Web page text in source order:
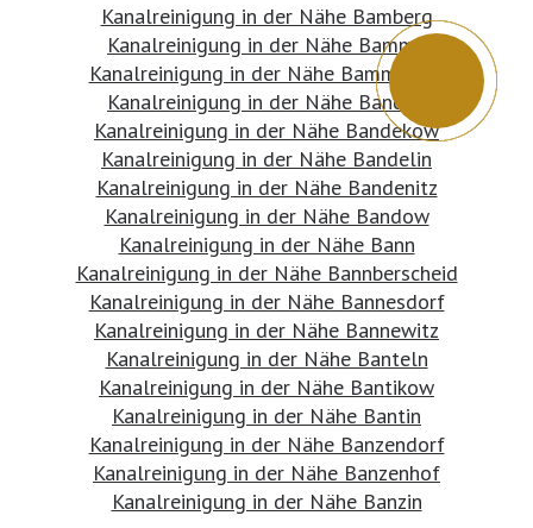
Kanalreinigung in der Nähe Bamberg
Kanalreinigung in der Nähe Bamme
Kanalreinigung in der Nähe Bammental
Kanalreinigung in der Nähe Bandau
Kanalreinigung in der Nähe Bandekow
Kanalreinigung in der Nähe Bandelin
Kanalreinigung in der Nähe Bandenitz
Kanalreinigung in der Nähe Bandow
Kanalreinigung in der Nähe Bann
Kanalreinigung in der Nähe Bannberscheid
Kanalreinigung in der Nähe Bannesdorf
Kanalreinigung in der Nähe Bannewitz
Kanalreinigung in der Nähe Banteln
Kanalreinigung in der Nähe Bantikow
Kanalreinigung in der Nähe Bantin
Kanalreinigung in der Nähe Banzendorf
Kanalreinigung in der Nähe Banzenhof
Kanalreinigung in der Nähe Banzin